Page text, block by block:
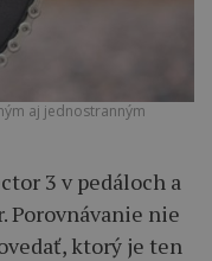
aj jednostranným
3 v pedáloch a
Porovnávanie nie
ktorý je ten